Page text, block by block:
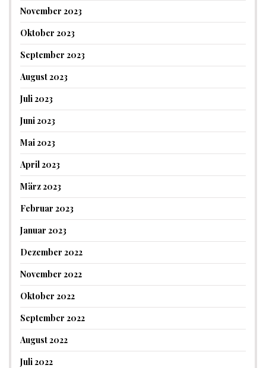
November 2023
Oktober 2023
September 2023
August 2023
Juli 2023
Juni 2023
Mai 2023
April 2023
März 2023
Februar 2023
Januar 2023
Dezember 2022
November 2022
Oktober 2022
September 2022
August 2022
Juli 2022